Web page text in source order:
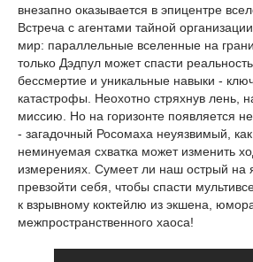
внезапно оказывается в эпицентре
Встреча с агентами тайной
мир: параллельные вселенные на
только Дэдпул может спасти
бессмертие и уникальные навыки -
катастрофы. Неохотно стряхнув лень,
миссию. Но на горизонте появляется
- загадочный Росомаха неуязвимый,
неминуемая схватка может изменить
измерениях. Сумеет ли наш острый на
превзойти себя, чтобы спасти
к взрывному коктейлю из экшена,
межпространственного хаоса!